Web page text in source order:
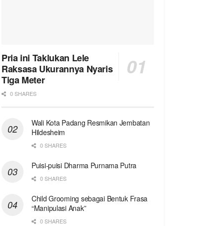
Pria ini Taklukan Lele
Raksasa Ukurannya Nyaris
Tiga Meter
0 SHARES
Wali Kota Padang Resmikan Jembatan
Hildesheim
0 SHARES
Puisi-puisi Dharma Purnama Putra
0 SHARES
Child Grooming sebagai Bentuk Frasa
“Manipulasi Anak”
0 SHARES